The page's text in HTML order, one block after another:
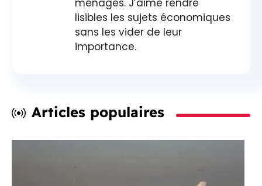
lisibles les sujets économiques
sans les vider de leur
importance.
Articles populaires